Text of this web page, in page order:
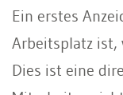
Ein erstes
Arbeitsplatz ist,
Dies ist eine